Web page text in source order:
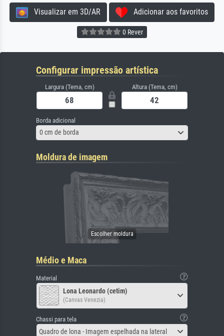
Visualizar em 3D/AR Adicionar aos favoritos
0 Rever
Configurar impressão artística
Largura (Tema, cm) Altura (Tema, cm)
Borda adicional
0 cm de borda
Moldura de imagem
Médio e Maca
Material
Lona Leonardo (cetim)
(Canvas Venezia)
Chassi para tela
Quadro de lona - Imagem espelhada na lateral